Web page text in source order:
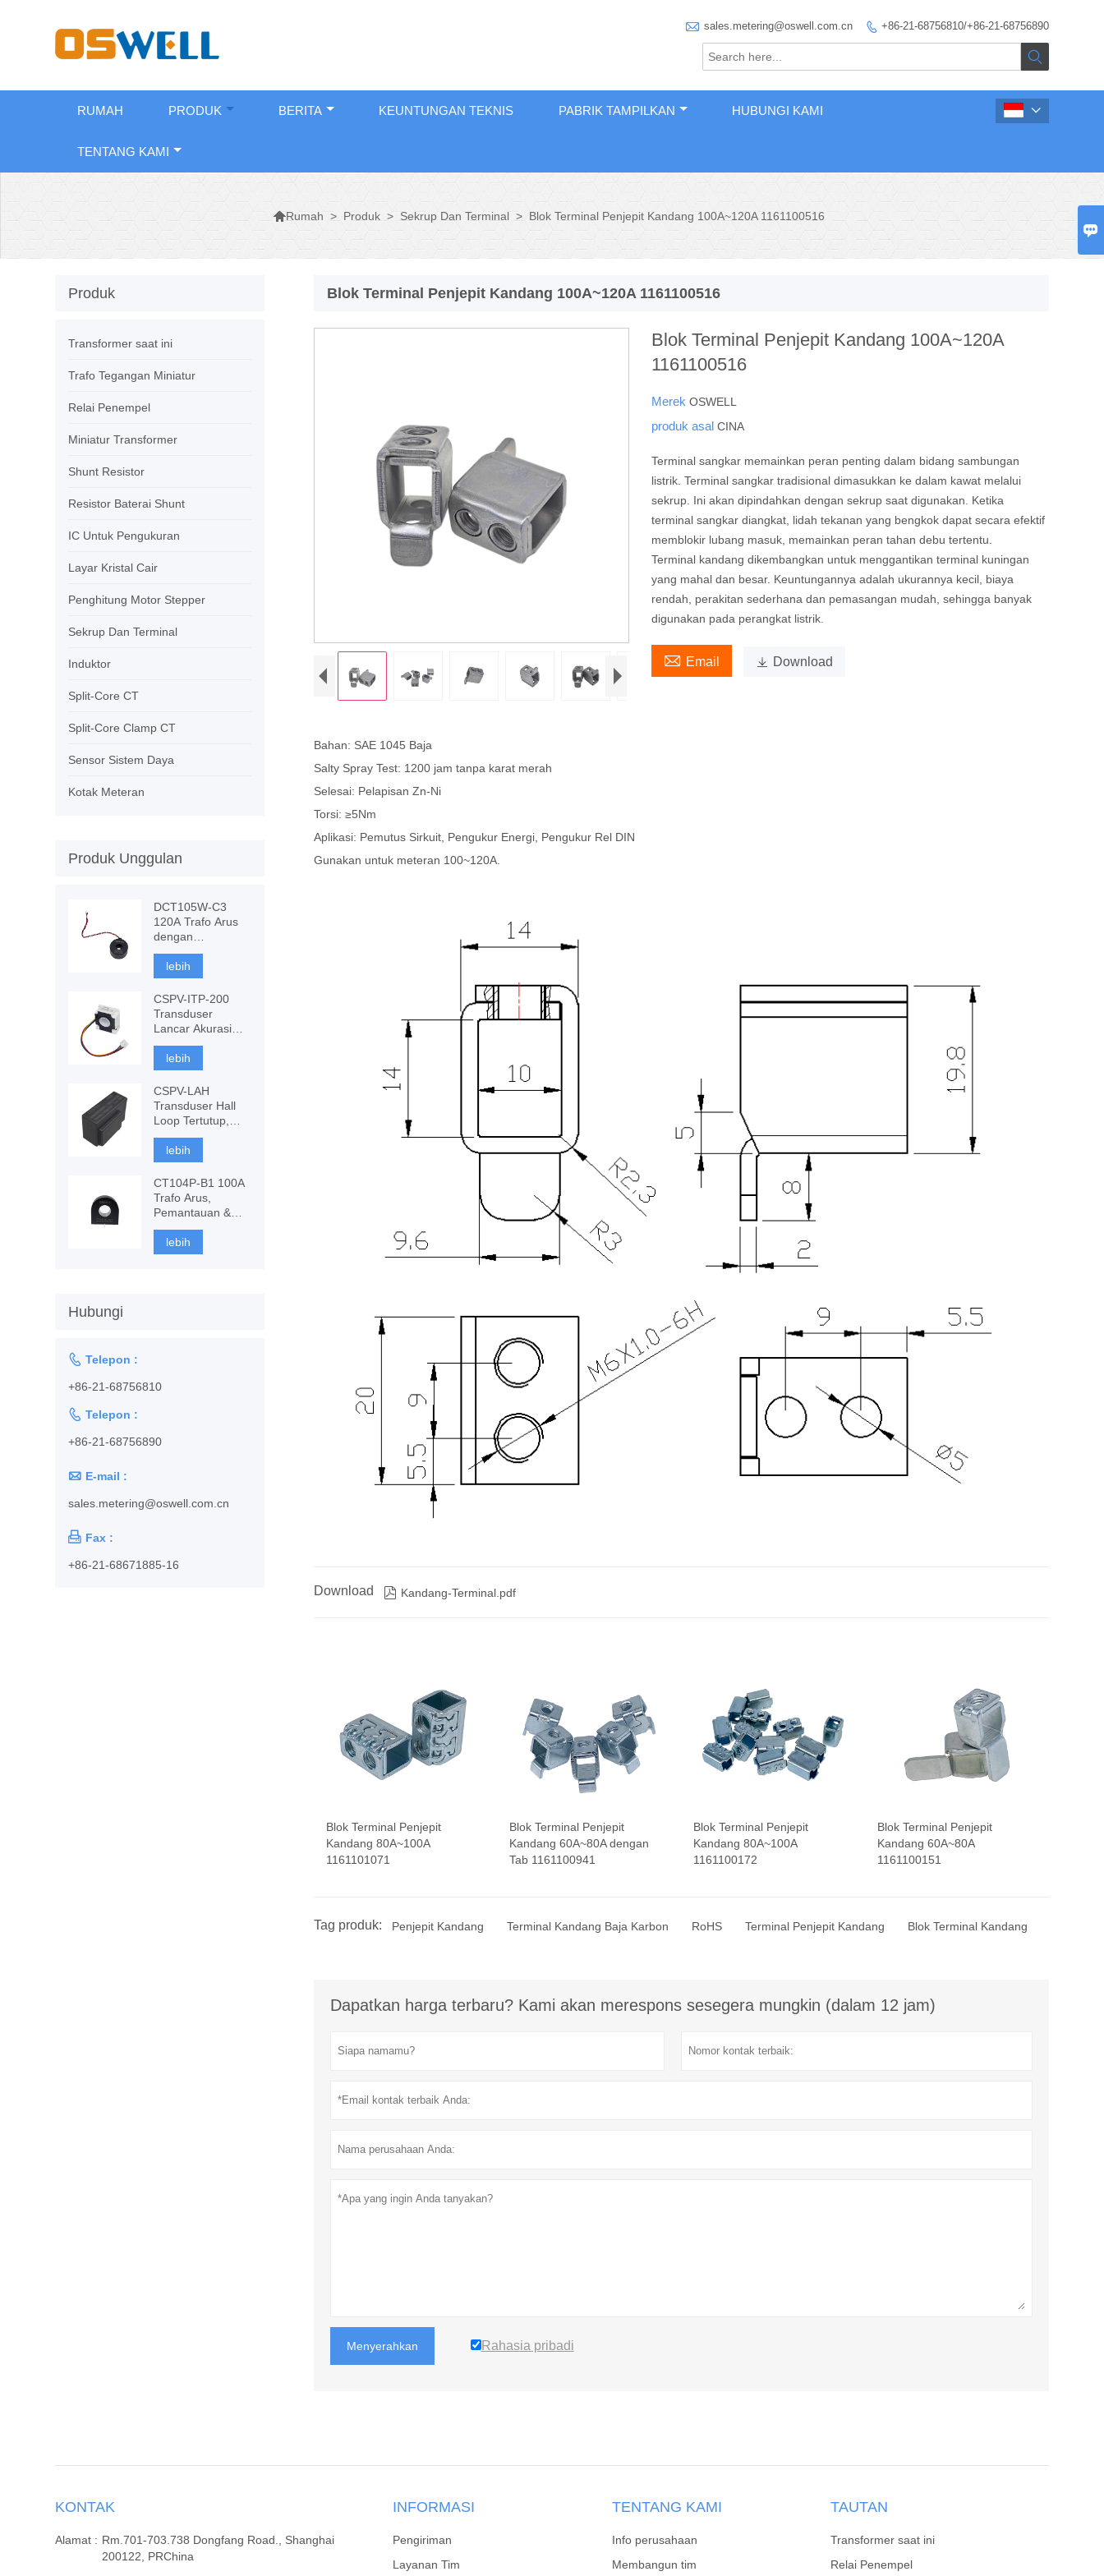

 sales.metering@oswell.com.cn  +86-21-68756810/+86-21-68756890

RUMAH PRODUK BERITA KEUNTUNGAN TEKNIS PABRIK TAMPILKAN HUBUNGI KAMI
TENTANG KAMI

Rumah > Produk > Sekrup Dan Terminal > Blok Terminal Penjepit Kandang 100A~120A 1161100516
Blok Terminal Penjepit Kandang 100A~120A 1161100516
Blok Terminal Penjepit Kandang 100A~120A
1161100516
MerekOSWELL
produk asalCINA
Terminal sangkar memainkan peran penting dalam bidang sambungan
listrik. Terminal sangkar tradisional dimasukkan ke dalam kawat melalui
sekrup. Ini akan dipindahkan dengan sekrup saat digunakan. Ketika
terminal sangkar diangkat, lidah tekanan yang bengkok dapat secara efektif
memblokir lubang masuk, memainkan peran tahan debu tertentu.
Terminal kandang dikembangkan untuk menggantikan terminal kuningan
yang mahal dan besar. Keuntungannya adalah ukurannya kecil, biaya
rendah, perakitan sederhana dan pemasangan mudah, sehingga banyak
digunakan pada perangkat listrik.
 Email  Download
Bahan: SAE 1045 Baja
Salty Spray Test: 1200 jam tanpa karat merah
Selesai: Pelapisan Zn-Ni
Torsi: ≥5Nm
Aplikasi: Pemutus Sirkuit, Pengukur Energi, Pengukur Rel DIN
Gunakan untuk meteran 100~120A.
Download  Kandang-Terminal.pdf
Blok Terminal Penjepit
Kandang 80A~100A
1161101071
Blok Terminal Penjepit
Kandang 60A~80A dengan
Tab 1161100941
Blok Terminal Penjepit
Kandang 80A~100A
1161100172
Blok Terminal Penjepit
Kandang 60A~80A
1161100151
Tag produk: Penjepit Kandang Terminal Kandang Baja Karbon RoHS Terminal Penjepit Kandang Blok Terminal Kandang
Dapatkan harga terbaru? Kami akan merespons sesegera mungkin (dalam 12 jam)
Menyerahkan Rahasia pribadi
Produk
Transformer saat ini
Trafo Tegangan Miniatur
Relai Penempel
Miniatur Transformer
Shunt Resistor
Resistor Baterai Shunt
IC Untuk Pengukuran
Layar Kristal Cair
Penghitung Motor Stepper
Sekrup Dan Terminal
Induktor
Split-Core CT
Split-Core Clamp CT
Sensor Sistem Daya
Kotak Meteran
Produk Unggulan
DCT105W-C3
120A Trafo Arus
dengan
Kekebalan DC,
Pengukuran CT
lebih
CSPV-ITP-200
Transduser
Lancar Akurasi
Tinggi, Fluxgate
berbasis
komponen
lebih
CSPV-LAH
Transduser Hall
Loop Tertutup,
Pengukuran AC,
DClebih
CT104P-B1 100A
Trafo Arus,
Pemantauan &
perlindungan
lebih
Hubungi
 Telepon :
+86-21-68756810
 Telepon :
+86-21-68756890
 E-mail :
sales.metering@oswell.com.cn
 Fax :
+86-21-68671885-16
KONTAK
Alamat : Rm.701-703.738 Dongfang Road., Shanghai
200122, PRChina
INFORMASI
Pengiriman
Layanan Tim
TENTANG KAMI
Info perusahaan
Membangun tim
TAUTAN
Transformer saat ini
Relai Penempel